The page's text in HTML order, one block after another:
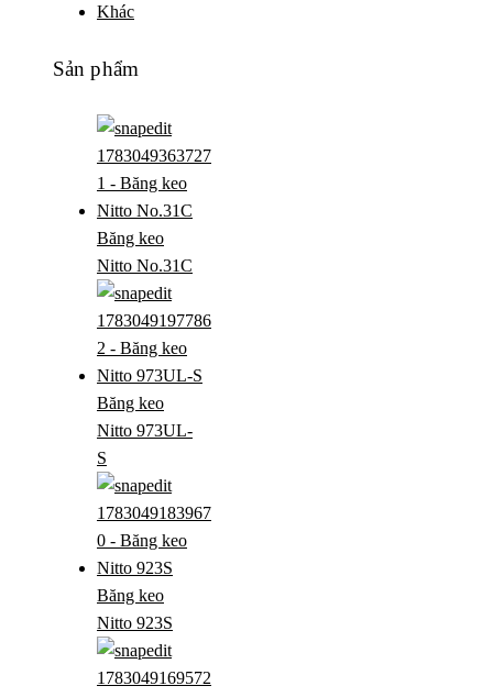
Khác
Sản phẩm
Băng keo
Nitto No.31C
Băng keo
Nitto 973UL-
S
Băng keo
Nitto 923S